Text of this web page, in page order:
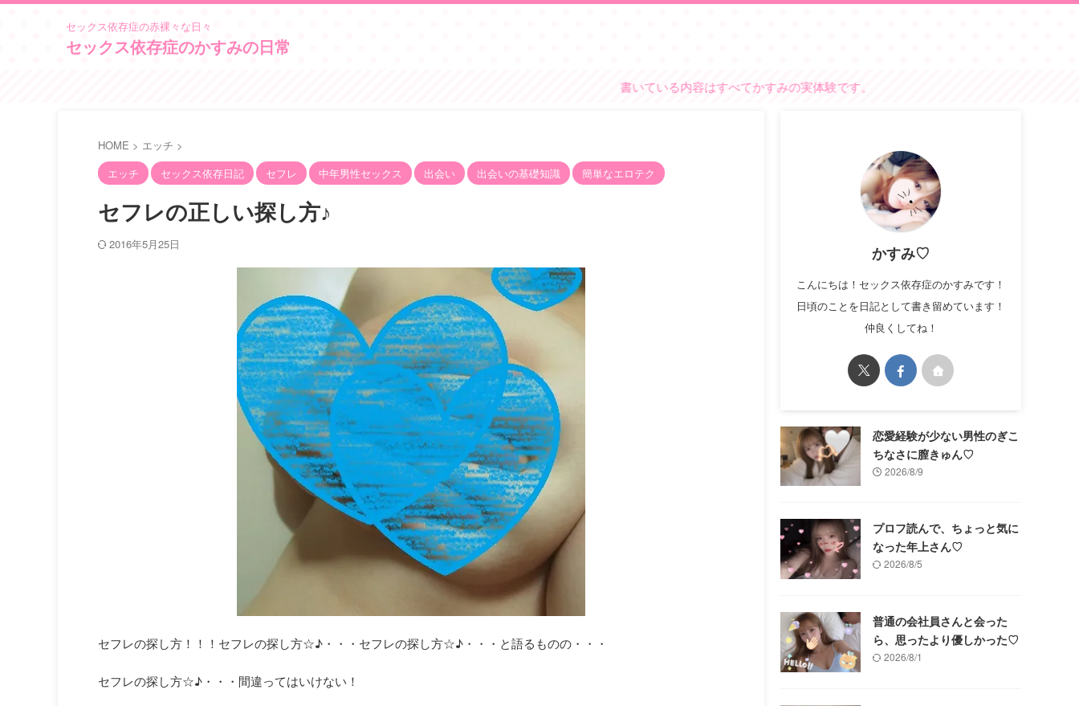
セックス依存症の赤裸々な日々
セックス依存症のかすみの日常
書いている内容はすべてかすみの実体験です。
HOME > エッチ >
エッチ
セックス依存日記 セフレ 中年男性セックス 出会い 出会いの基礎知識 簡単なエロテク
セフレの正しい探し方♪
2016年5月25日
セフレの探し方！！！セフレの探し方☆♪・・・セフレの探し方☆♪・・・と語るものの・・・
セフレの探し方☆♪・・・間違ってはいけない！
かすみ♡
こんにちは！セックス依存症のかすみです！
日頃のことを日記として書き留めています！
仲良くしてね！
恋愛経験が少ない男性のぎこ
ちなさに膣きゅん♡
2026/8/9
プロフ読んで、ちょっと気に
なった年上さん♡
2026/8/5
普通の会社員さんと会った
ら、思ったより優しかった♡
2026/8/1